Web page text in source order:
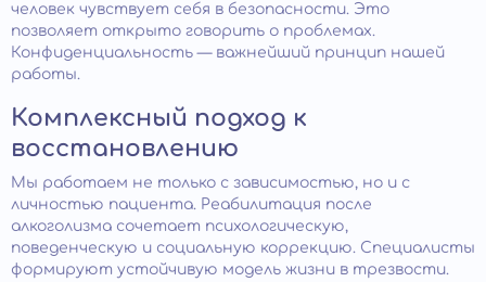
человек чувствует себя в безопасности. Это
позволяет открыто говорить о проблемах.
Конфиденциальность — важнейший принцип нашей
работы.
Комплексный подход к
восстановлению
Мы работаем не только с зависимостью, но и с
личностью пациента. Реабилитация после
алкоголизма сочетает психологическую,
поведенческую и социальную коррекцию. Специалисты
формируют устойчивую модель жизни в трезвости.